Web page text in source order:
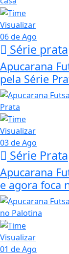
Visualizar
06 de Ago
Série prata
Apucarana
pela Série
Visualizar
03 de Ago
Série Prata
Apucarana
e agora foca
Visualizar
01 de Ago